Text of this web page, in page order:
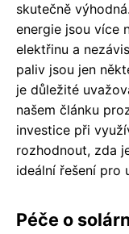
skutečně
energie jsou více
elektřinu a
paliv jsou jen
je důležité
našem článku
investice při
rozhodnout, zda
ideální řešení pro
Péče o